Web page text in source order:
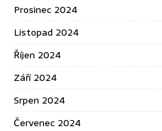
Prosinec 2024
Listopad 2024
Říjen 2024
Září 2024
Srpen 2024
Červenec 2024